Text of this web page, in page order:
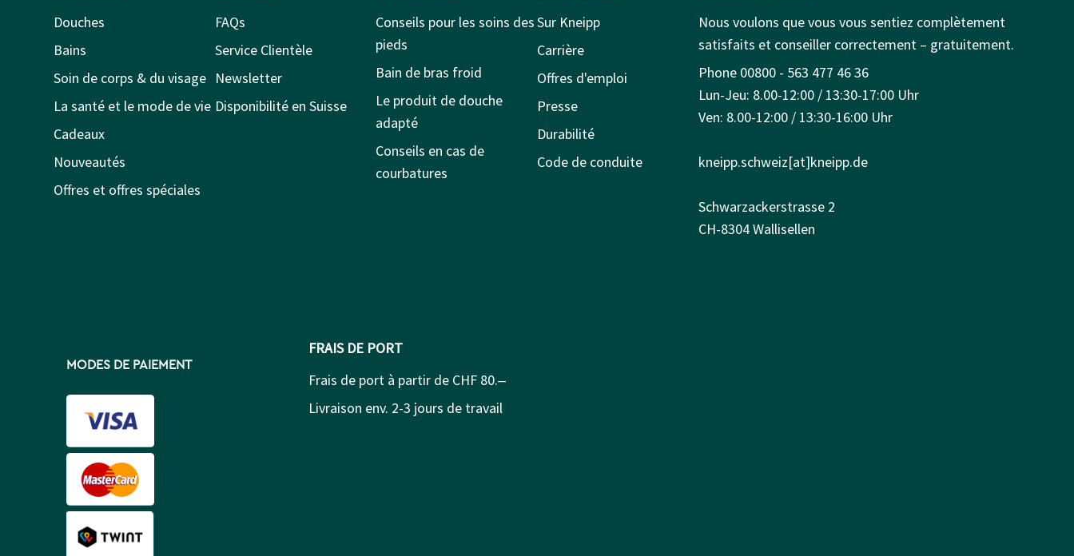
Douches
Bains
Soin de corps & du visage
La santé et le mode de vie
Cadeaux
Nouveautés
Offres et offres spéciales
FAQs
Service Clientèle
Newsletter
Disponibilité en Suisse
Conseils pour les soins des
pieds
Bain de bras froid
Le produit de douche
adapté
Conseils en cas de
courbatures
Sur Kneipp
Carrière
Offres d'emploi
Presse
Durabilité
Code de conduite
Nous voulons que vous vous sentiez complètement
satisfaits et conseiller correctement – gratuitement.
Phone 00800 - 563 477 46 36
Lun-Jeu: 8.00-12:00 / 13:30-17:00 Uhr
Ven: 8.00-12:00 / 13:30-16:00 Uhr
kneipp.schweiz[at]kneipp.de
Schwarzackerstrasse 2
CH-8304 Wallisellen
MODES DE PAIEMENT
FRAIS DE PORT
Frais de port à partir de CHF 80.‒
Livraison env. 2-3 jours de travail